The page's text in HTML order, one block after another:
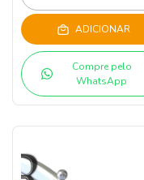
ADICIONAR
Compre pelo
WhatsApp